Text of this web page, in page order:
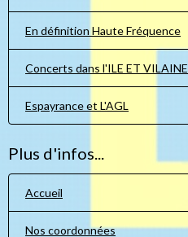
En définition Haute Fréquence
Concerts dans l'ILE ET VILAINE
Espayrance et L'AGL
Plus d'infos...
Accueil
Nos coordonnées